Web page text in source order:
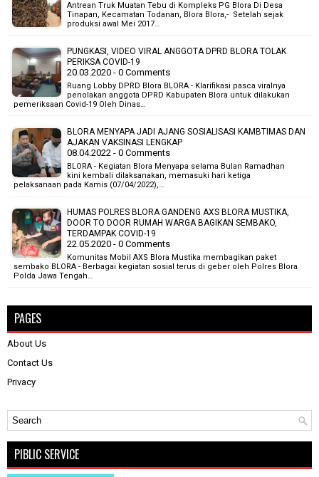
Antrean Truk Muatan Tebu di Kompleks PG Blora Di Desa
Tinapan, Kecamatan Todanan, Blora Blora,- Setelah sejak
produksi awal Mei 2017…
PUNGKASI, VIDEO VIRAL ANGGOTA DPRD BLORA TOLAK
PERIKSA COVID-19
20.03.2020 - 0 Comments
Ruang Lobby DPRD Blora BLORA - Klarifikasi pasca viralnya
penolakan anggota DPRD Kabupaten Blora untuk dilakukan
pemeriksaan Covid-19 Oleh Dinas…
BLORA MENYAPA JADI AJANG SOSIALISASI KAMBTIMAS DAN
AJAKAN VAKSINASI LENGKAP
08.04.2022 - 0 Comments
BLORA - Kegiatan Blora Menyapa selama Bulan Ramadhan
kini kembali dilaksanakan, memasuki hari ketiga
pelaksanaan pada Kamis (07/04/2022),…
HUMAS POLRES BLORA GANDENG AXS BLORA MUSTIKA,
DOOR TO DOOR RUMAH WARGA BAGIKAN SEMBAKO,
TERDAMPAK COVID-19
22.05.2020 - 0 Comments
Komunitas Mobil AXS Blora Mustika membagikan paket
sembako BLORA - Berbagai kegiatan sosial terus di geber oleh Polres Blora
Polda Jawa Tengah…
PAGES
About Us
Contact Us
Privacy
PIBLIC SERVICE